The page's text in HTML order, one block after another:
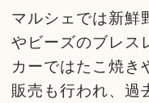
マルシェでは新鮮
やビーズのブレス
カーではたこ焼き
販売も行われ、過